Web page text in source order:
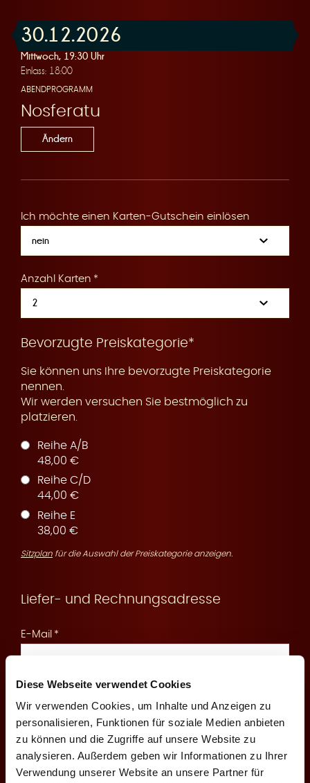
Diese Webseite verwendet Cookies
Wir verwenden Cookies, um Inhalte und Anzeigen zu
personalisieren, Funktionen für soziale Medien anbieten
zu können und die Zugriffe auf unsere Website zu
analysieren. Außerdem geben wir Informationen zu Ihrer
Verwendung unserer Website an unsere Partner für
n
R
e
s
e
v
30.12.2026
Mittwoch, 19:30 Uhr
Einlass: 18:00
ABENDPROGRAMM
Nosferatu
Ändern
Ich möchte einen Karten-Gutschein einlösen
Anzahl Karten
Bevorzugte Preiskategorie*
Sie können uns Ihre bevorzugte Preiskategorie
nennen.
Wir werden versuchen Sie bestmöglich zu
platzieren.
Reihe A/B
48,00 €
Reihe C/D
44,00 €
Reihe E
38,00 €
Sitzplan für die Auswahl der Preiskategorie anzeigen.
Liefer- und Rechnungsadresse
E-Mail
An diese E-Mail senden wir Ihnen die Reservierungsbestätigung
Mobilfunknummer